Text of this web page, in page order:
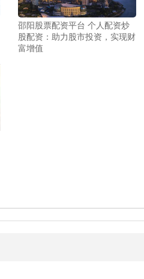
邵阳股票配资平台 个人配资炒
股配资：助力股市投资，实现财
富增值